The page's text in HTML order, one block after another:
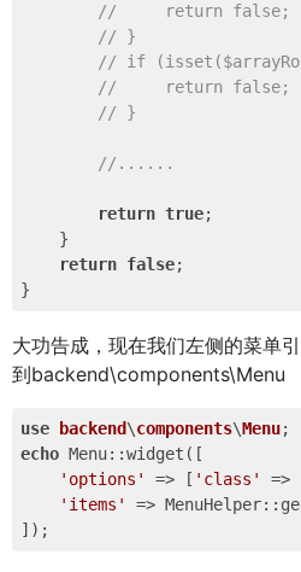
//     return false;
// }
// if
//     return false;
// }
//......
return true;
    }
return false;
大功告成，现在我们左侧的菜单
到backend\components\Menu
use backend\components\Menu
echo Menu::widget([
'options'
=> [ 'class' =>
'items'
=>